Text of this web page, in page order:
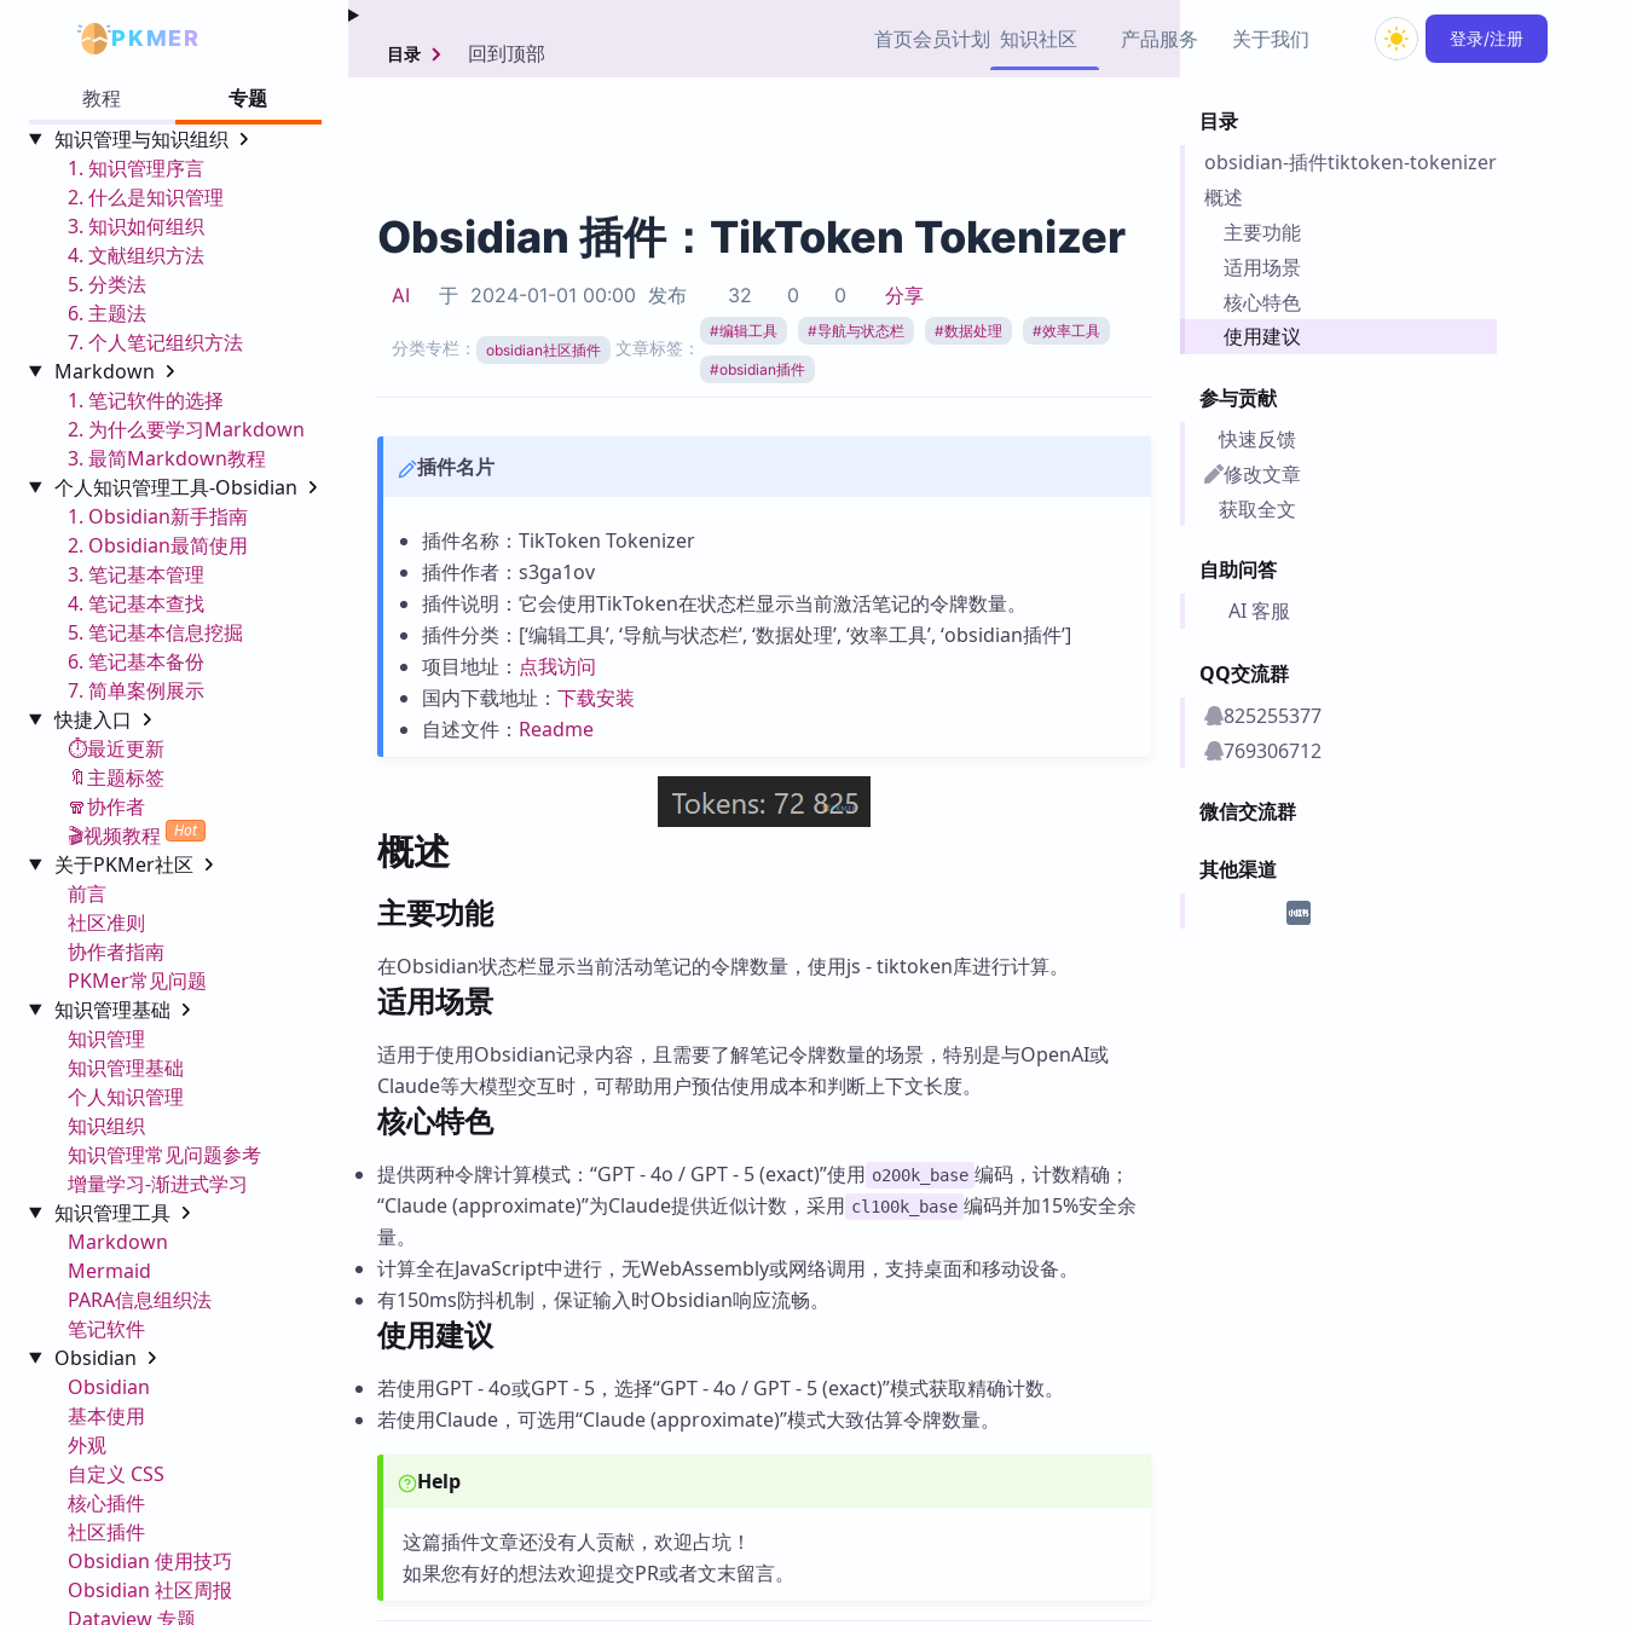
PKMER 首页会员计划 知识社区
协作者
热门链接 Top5
产品服务
载
加速访问 Obsidian 官方
市场
Zotero 插件
Obsidian 思维导图插件
插件
Obsidian 教程
关于我们 登录/注册
教程
专题
知识管理与知识组织
1. 知识管理序言
2. 什么是知识管理
3. 知识如何组织
4. 文献组织方法
5. 分类法
6. 主题法
7. 个人笔记组织方法
Markdown
1. 笔记软件的选择
2. 为什么要学习Markdown
3. 最简Markdown教程
个人知识管理工具-Obsidian
1. Obsidian新手指南
2. Obsidian最简使用
3. 笔记基本管理
4. 笔记基本查找
5. 笔记基本信息挖掘
6. 笔记基本备份
7. 简单案例展示
快捷入口
⏱️最近更新
🔖主题标签
🧣协作者
🎬视频教程
Hot
关于PKMer社区
前言
社区准则
协作者指南
PKMer常见问题
知识管理基础
知识管理
知识管理基础
个人知识管理
知识组织
知识管理常见问题参考
增量学习-渐进式学习
知识管理工具
Markdown
Mermaid
PARA信息组织法
笔记软件
Obsidian
Obsidian
基本使用
外观
自定义 CSS
核心插件
社区插件
Obsidian 使用技巧
Obsidian 社区周报
Dataview 专题
目录
obsidian-插件tiktoken-tokenizer
概述
主要功能
适用场景
核心特色
使用建议
参与贡献
快速反馈
修改文章
获取全文
自助问答
AI 客服
QQ交流群
825255377
769306712
微信交流群
其他渠道
目录 回到顶部
Obsidian 插件：TikToken Tokenizer
AI 于 2024-01-01 00:00 发布 32 0 0 分享
分类专栏： obsidian社区插件 文章标签：
#编辑工具 #导航与状态栏 #数据处理 #效率工具
#obsidian插件
插件名片
插件名称：TikToken Tokenizer
插件作者：s3ga1ov
插件说明：它会使用TikToken在状态栏显示当前激活笔记的令牌数量。
插件分类：[‘编辑工具’, ‘导航与状态栏’, ‘数据处理’, ‘效率工具’, ‘obsidian插件’]
项目地址： 点我访问
国内下载地址： 下载安装
自述文件： Readme
概述
主要功能
在Obsidian状态栏显示当前活动笔记的令牌数量，使用js - tiktoken库进行计算。
适用场景
适用于使用Obsidian记录内容，且需要了解笔记令牌数量的场景，特别是与OpenAI或
Claude等大模型交互时，可帮助用户预估使用成本和判断上下文长度。
核心特色
提供两种令牌计算模式：“GPT - 4o / GPT - 5 (exact)”使用 o200k_base 编码，计数精确；
“Claude (approximate)”为Claude提供近似计数，采用 cl100k_base 编码并加15%安全余
量。
计算全在JavaScript中进行，无WebAssembly或网络调用，支持桌面和移动设备。
有150ms防抖机制，保证输入时Obsidian响应流畅。
使用建议
若使用GPT - 4o或GPT - 5，选择“GPT - 4o / GPT - 5 (exact)”模式获取精确计数。
若使用Claude，可选用“Claude (approximate)”模式大致估算令牌数量。
Help
这篇插件文章还没有人贡献，欢迎占坑！
如果您有好的想法欢迎提交PR或者文末留言。